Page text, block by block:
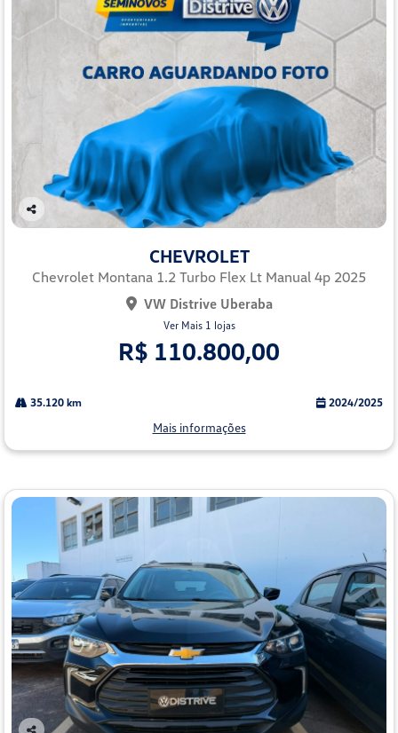
Co
lhe
CHEVROLET
Chevrolet Montana 1.2 Turbo Flex Lt Manual 4p 2025
VW Distrive Uberaba
Ver Mais 1 lojas
R$ 110.800,00
35.120 km 2024/2025
Mais informações